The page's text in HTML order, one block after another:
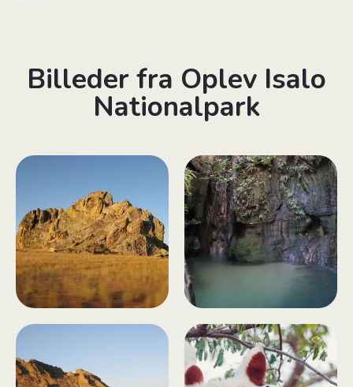
Billeder fra Oplev Isalo
Nationalpark